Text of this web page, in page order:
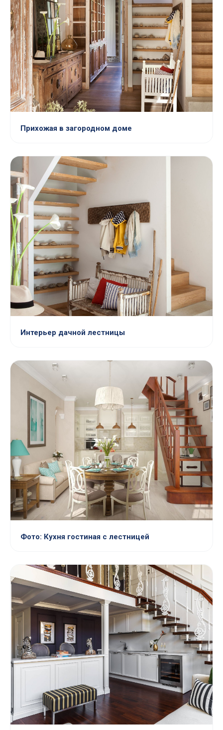
Прихожая в загородном доме
Интерьер дачной лестницы
Фото: Кухня гостиная с лестницей